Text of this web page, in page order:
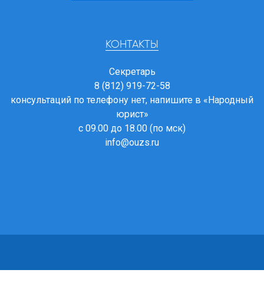
КОНТАКТЫ
Секретарь
8 (812) 919-72-58
консультаций по телефону нет, напишите в «Народный
юрист»
с 09.00 до 18.00 (по мск)
info@ouzs.ru